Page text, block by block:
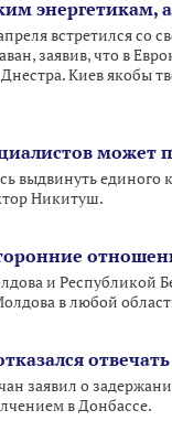
энергетикам,
встретился со
заявив, что в
Киев якобы
может
выдвинуть
Никитуш.
и Республикой
в любой
заявил о
в Донбассе.